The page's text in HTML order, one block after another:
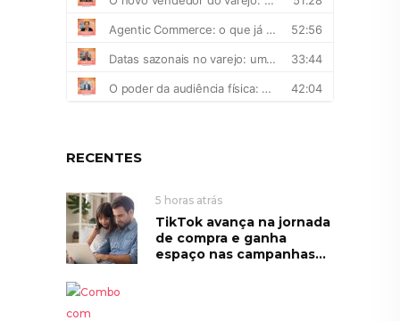
RECENTES
5 horas atrás
TikTok avança na jornada
de compra e ganha
espaço nas campanhas...